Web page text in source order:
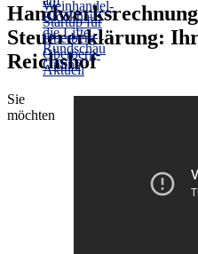
Steuererklärung:
Reichshof
Sie
möchten